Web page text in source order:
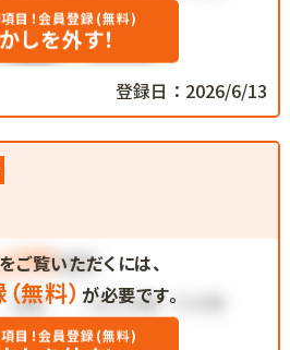
目！会員登録(無料)
しを外す！
登録日：2026/6/13
ご覧いただくには、
無料） が必要です。
目！会員登録(無料)